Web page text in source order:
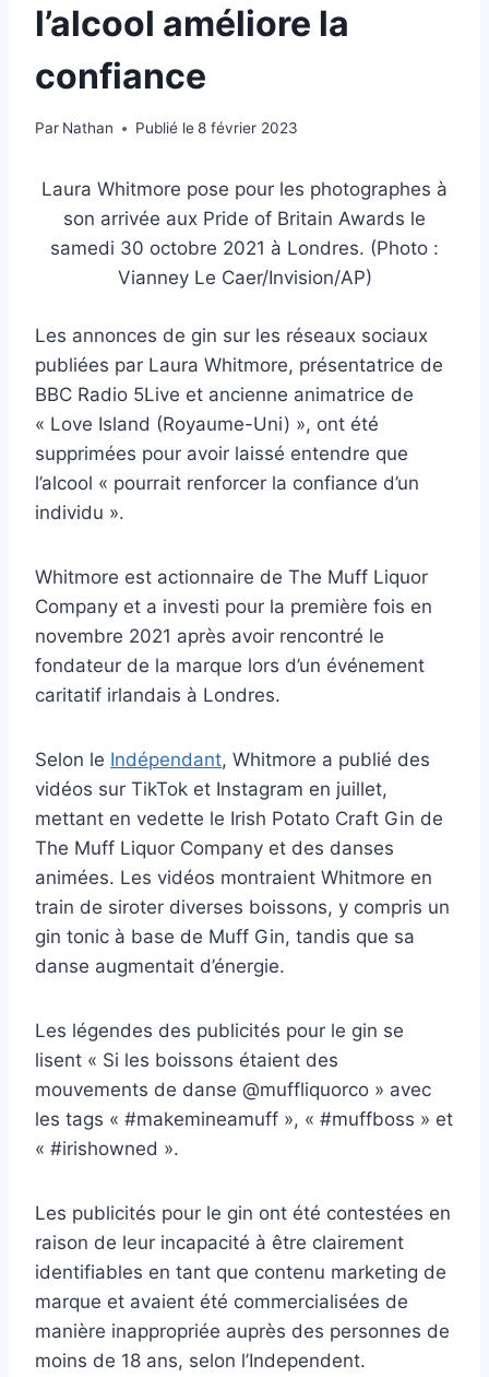
l’alcool améliore la
confiance
Par Nathan Publié le 8 février 2023
Laura Whitmore pose pour les photographes à
son arrivée aux Pride of Britain Awards le
samedi 30 octobre 2021 à Londres. (Photo :
Vianney Le Caer/Invision/AP)
Les annonces de gin sur les réseaux sociaux
publiées par Laura Whitmore, présentatrice de
BBC Radio 5Live et ancienne animatrice de
« Love Island (Royaume-Uni) », ont été
supprimées pour avoir laissé entendre que
l’alcool « pourrait renforcer la confiance d’un
individu ».
Whitmore est actionnaire de The Muff Liquor
Company et a investi pour la première fois en
novembre 2021 après avoir rencontré le
fondateur de la marque lors d’un événement
caritatif irlandais à Londres.
Selon le Indépendant, Whitmore a publié des
vidéos sur TikTok et Instagram en juillet,
mettant en vedette le Irish Potato Craft Gin de
The Muff Liquor Company et des danses
animées. Les vidéos montraient Whitmore en
train de siroter diverses boissons, y compris un
gin tonic à base de Muff Gin, tandis que sa
danse augmentait d’énergie.
Les légendes des publicités pour le gin se
lisent « Si les boissons étaient des
mouvements de danse @muffliquorco » avec
les tags « #makemineamuff », « #muffboss » et
« #irishowned ».
Les publicités pour le gin ont été contestées en
raison de leur incapacité à être clairement
identifiables en tant que contenu marketing de
marque et avaient été commercialisées de
manière inappropriée auprès des personnes de
moins de 18 ans, selon l’Independent.